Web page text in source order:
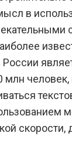
в
человек,
скорости,